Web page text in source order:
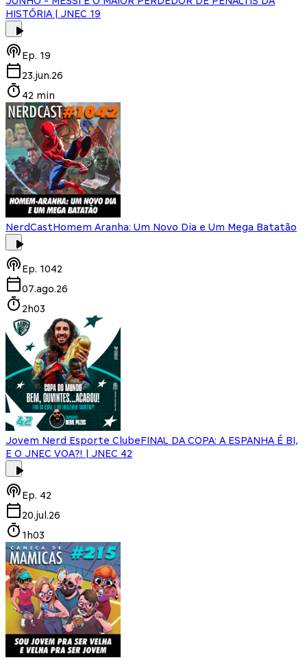
HISTÓRIA | JNEC 19
Ep. 19
23.jun.26
42 min
NerdCastHomem Aranha: Um Novo Dia e Um Mega Batatão
Ep. 1042
07.ago.26
2h03
Jovem Nerd Esporte ClubeFINAL DA COPA: A ESPANHA É BI,
E O JNEC VOA?! | JNEC 42
Ep. 42
20.jul.26
1h03